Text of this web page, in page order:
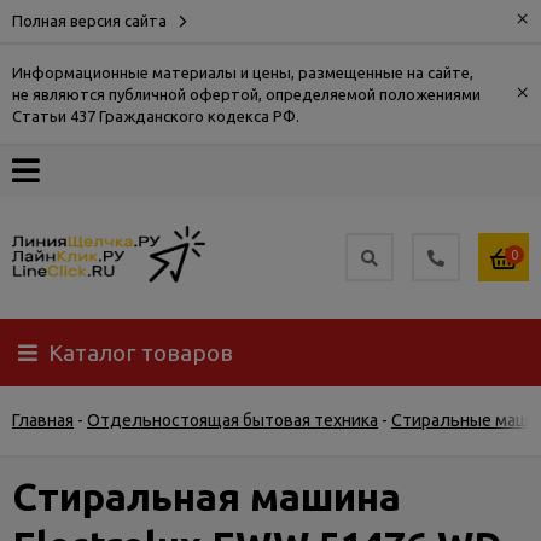
Полная версия сайта ×
Информационные материалы и цены, размещенные на сайте,
не являются публичной офертой, определяемой положениями
Статьи 437 Гражданского кодекса РФ.
×
О
Доставка
Самовывоз
Гарантия
возврат
0
Каталог товаров
Главная - Отдельностоящая бытовая техника - Стиральные
Стиральная машина